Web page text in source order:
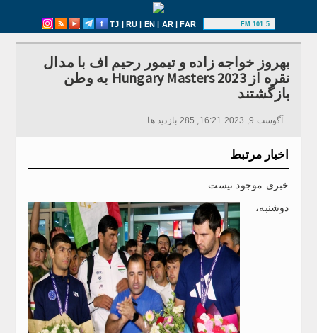
TJ | RU | EN | AR|FAR 101.5 FM
بهروز خواجه زاده و تیمور رحیم اف با مدال
نقره از Hungary Masters 2023 به وطن
بازگشتند
آگوست 9, 2023 16:21, 285 بازدید ها
اخبار مرتبط
خبری موجود نیست
دوشنبه،